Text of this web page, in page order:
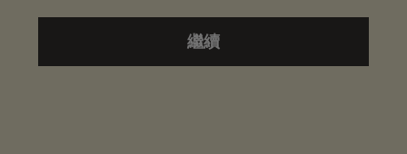
繼續